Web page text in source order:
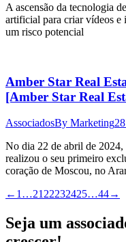
A ascensão da tecnologia
artificial para criar vídeos e
um risco potencial
Amber Star Real
[Amber Star Real
AssociadosBy Marketing
No dia 22 de abril de 2024,
realizou o seu primeiro
coração de Moscou, no
← 1 …21 22232425…44→
Seja um